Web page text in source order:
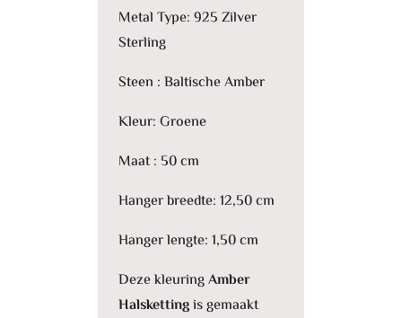
Metal Type: 925 Zilver
Sterling
Steen : Baltische Amber
Kleur: Groene
Maat : 50 cm
Hanger breedte: 12,50 cm
Hanger lengte: 1,50 cm
Deze kleuringAmber
Halskettingis gemaakt